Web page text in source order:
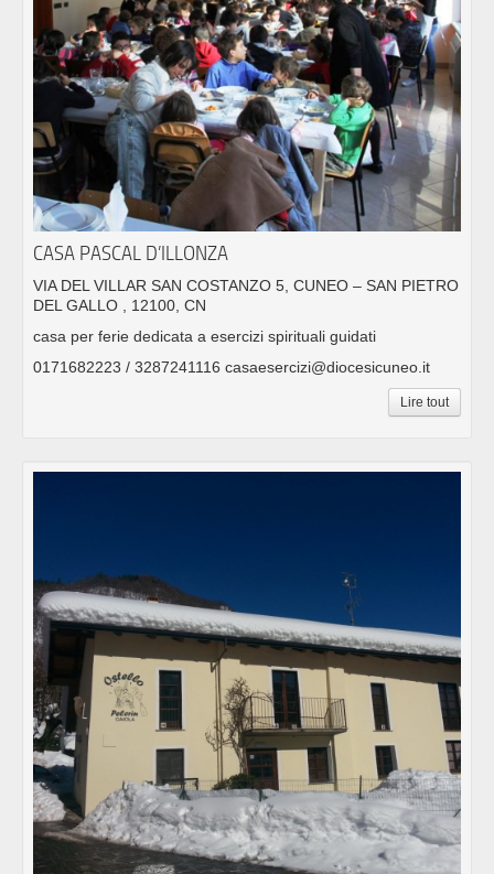
CASA PASCAL D’ILLONZA
VIA DEL VILLAR SAN COSTANZO 5, CUNEO – SAN PIETRO
DEL GALLO , 12100, CN
casa per ferie dedicata a esercizi spirituali guidati
0171682223 / 3287241116 casaesercizi@diocesicuneo.it
Lire tout